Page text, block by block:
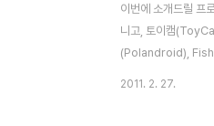
이번에 소개드릴 프
니고, 토이캠
(Polandroid),
2011. 2. 27.